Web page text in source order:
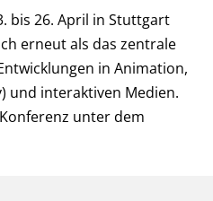
bis 26. April in Stuttgart
erneut als das zentrale
in Animation,
und interaktiven Medien.
unter dem